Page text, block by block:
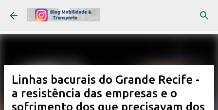
Pular para o conteúdo principal
Linhas bacurais do Grande Recife -
a resistência das empresas e o
sofrimento dos que precisavam dos